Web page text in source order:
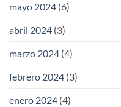
mayo 2024 (6)
abril 2024 (3)
marzo 2024 (4)
febrero 2024 (3)
enero 2024 (4)